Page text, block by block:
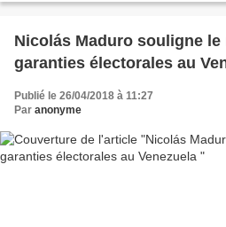
Nicolás Maduro souligne le
garanties électorales au
Publié le 26/04/2018 à 11:27
Par anonyme